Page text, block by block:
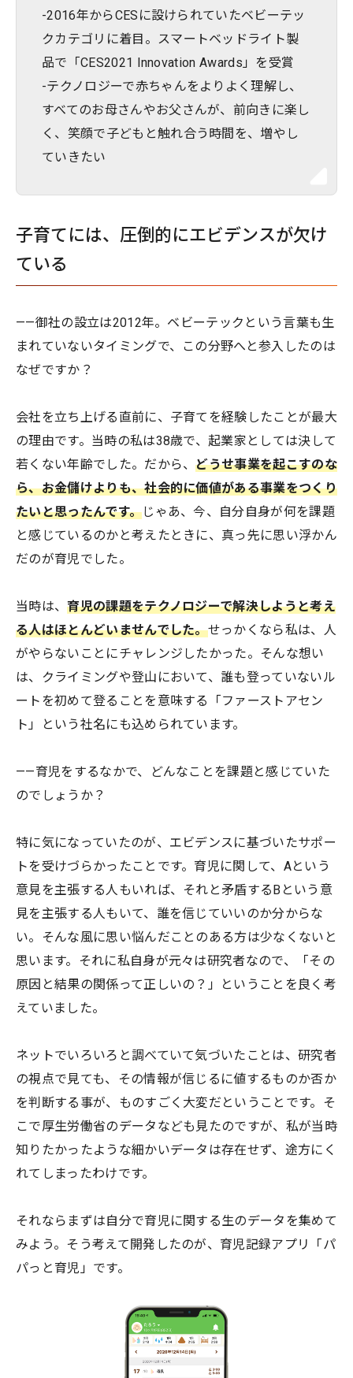
-2016年からCESに設けられていたベビーテッ
クカテゴリに着目。スマートベッドライト製
品で「CES2021 Innovation Awards」を受賞
-テクノロジーで赤ちゃんをよりよく理解し、
すべてのお母さんやお父さんが、前向きに楽し
く、笑顔で子どもと触れ合う時間を、増やし
ていきたい
子育てには、圧倒的にエビデンスが欠け
ている
——御社の設立は2012年。ベビーテックという言葉も生
まれていないタイミングで、この分野へと参入したのは
なぜですか？
会社を立ち上げる直前に、子育てを経験したことが最大
の理由です。当時の私は38歳で、起業家としては決して
若くない年齢でした。だから、どうせ事業を起こすのな
ら、お金儲けよりも、社会的に価値がある事業をつくり
たいと思ったんです。じゃあ、今、自分自身が何を課題
と感じているのかと考えたときに、真っ先に思い浮かん
だのが育児でした。
当時は、育児の課題をテクノロジーで解決しようと考え
る人はほとんどいませんでした。せっかくなら私は、人
がやらないことにチャレンジしたかった。そんな想い
は、クライミングや登山において、誰も登っていないル
ートを初めて登ることを意味する「ファーストアセン
ト」という社名にも込められています。
——育児をするなかで、どんなことを課題と感じていた
のでしょうか？
特に気になっていたのが、エビデンスに基づいたサポー
トを受けづらかったことです。育児に関して、Aという
意見を主張する人もいれば、それと矛盾するBという意
見を主張する人もいて、誰を信じていいのか分からな
い。そんな風に思い悩んだことのある方は少なくないと
思います。それに私自身が元々は研究者なので、「その
原因と結果の関係って正しいの？」ということを良く考
えていました。
ネットでいろいろと調べていて気づいたことは、研究者
の視点で見ても、その情報が信じるに値するものか否か
を判断する事が、ものすごく大変だということです。そ
こで厚生労働省のデータなども見たのですが、私が当時
知りたかったような細かいデータは存在せず、途方にく
れてしまったわけです。
それならまずは自分で育児に関する生のデータを集めて
みよう。そう考えて開発したのが、育児記録アプリ「パ
パっと育児」です。